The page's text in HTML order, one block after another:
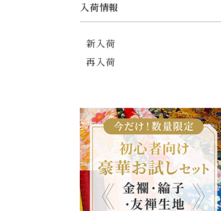
入荷情報
新入荷
再入荷